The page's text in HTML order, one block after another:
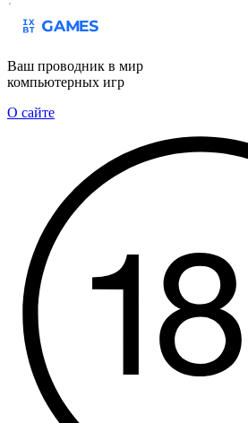
Ваш проводник в мир
компьютерных игр
О сайте